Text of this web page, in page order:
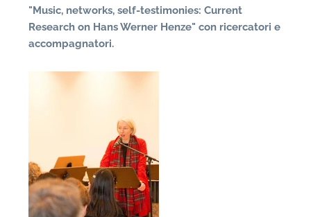
"Music, networks, self-testimonies: Current
Research on Hans Werner Henze" con ricercatori e
accompagnatori.